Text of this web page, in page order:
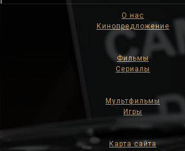
О нас
Кинопредложение
Фильмы
Сериалы
Мультфильмы
Игры
Карта сайта